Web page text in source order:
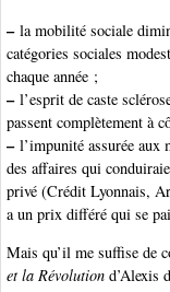
–la mobilité sociale
catégories sociales
chaque année ;
–l’esprit de caste
passent complètement à
–l’impunité assurée aux
des affaires qui
privé (Crédit Lyonnais,
a un prix différé qui se
Mais qu’il me suffise de
et la Révolution d’Alexis